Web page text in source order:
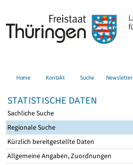
Home Kontakt Suche Newsletter
STATISTISCHE DATEN
Sachliche Suche
Regionale Suche
Kürzlich bereitgestellte Daten
Allgemeine Angaben, Zuordnungen